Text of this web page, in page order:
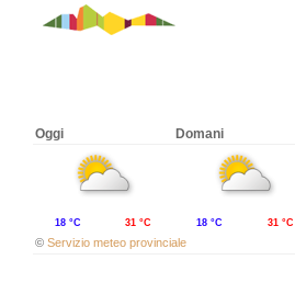
Oggi Domani
© Servizio meteo provinciale
18 °C 31 °C 18 °C 31 °C